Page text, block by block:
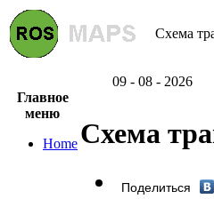
Схема
09 - 08 - 2026
Главное
меню
Home Схема
Поделиться